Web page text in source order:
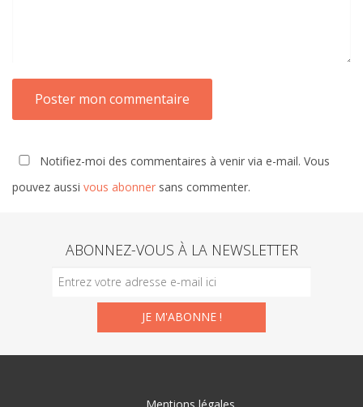
Notifiez-moi des commentaires à venir via e-mail. Vous
pouvez aussi vous abonner sans commenter.
ABONNEZ-VOUS À LA NEWSLETTER